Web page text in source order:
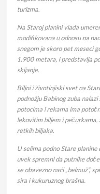
turizma.
Na Staroj planini vlada
modifikovana u odnosu na
snegom je skoro pet meseci
1.900 metara, i predstavlja
skijanje.
Biljni i životinjiski svet na
podnožju Babinog zuba
potocima i rekama ima
lekovitim biljem i
retkih biljaka.
U selima podno Stare
uvek spremni da putnike
se obavezno naći „belmuž”,
sira i kukuruznog brašna.